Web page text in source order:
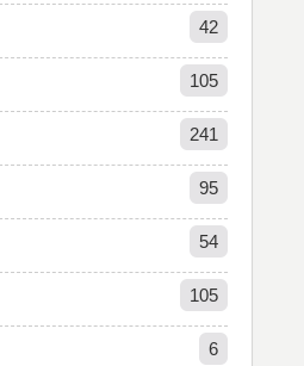
42
105
241
95
54
105
6